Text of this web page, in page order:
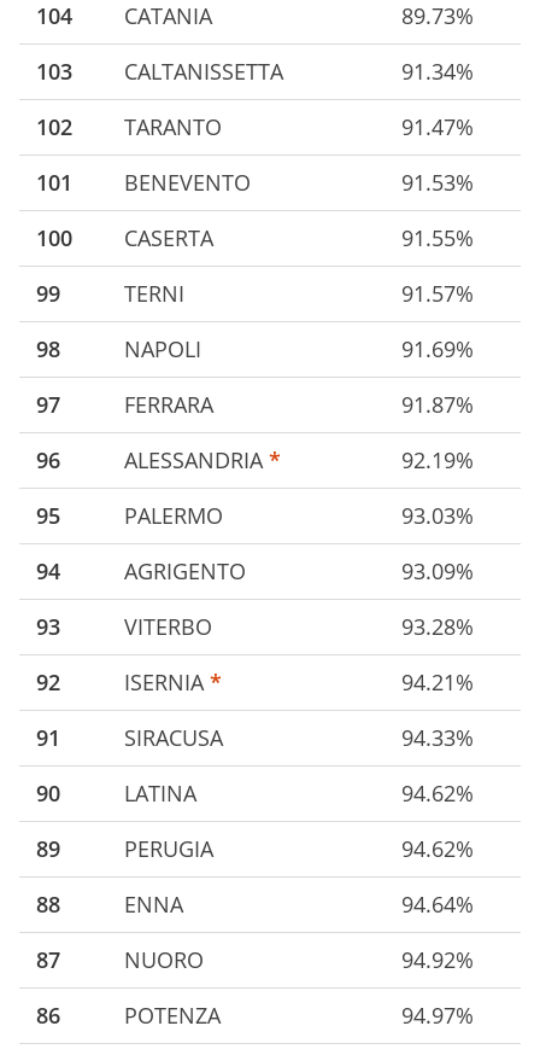
104
CATANIA
89.73%
103
CALTANISSETTA
91.34%
102
TARANTO
91.47%
101
BENEVENTO
91.53%
100
CASERTA
91.55%
99
TERNI
91.57%
98
NAPOLI
91.69%
97
FERRARA
91.87%
96
ALESSANDRIA*
92.19%
95
PALERMO
93.03%
94
AGRIGENTO
93.09%
93
VITERBO
93.28%
92
ISERNIA*
94.21%
91
SIRACUSA
94.33%
90
LATINA
94.62%
89
PERUGIA
94.62%
88
ENNA
94.64%
87
NUORO
94.92%
86
POTENZA
94.97%